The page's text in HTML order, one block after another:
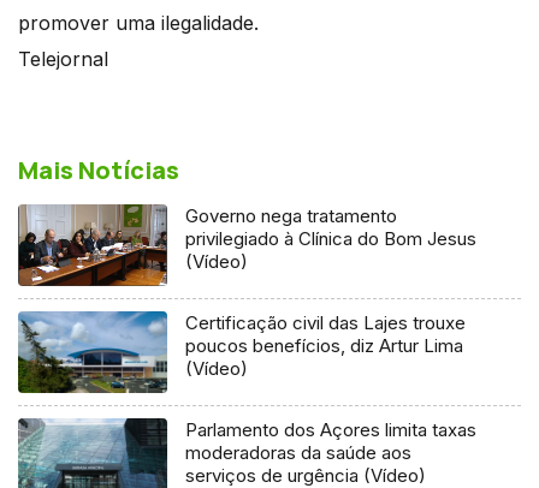
promover uma ilegalidade.
Telejornal
Mais Notícias
Governo nega tratamento
privilegiado à Clínica do Bom Jesus
(Vídeo)
Certificação civil das Lajes trouxe
poucos benefícios, diz Artur Lima
(Vídeo)
Parlamento dos Açores limita taxas
moderadoras da saúde aos
serviços de urgência (Vídeo)